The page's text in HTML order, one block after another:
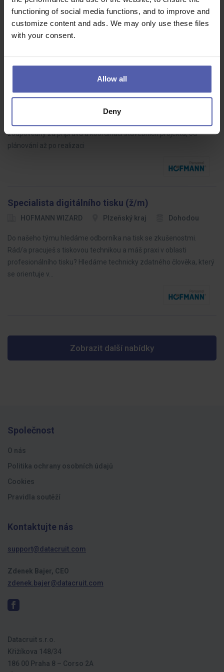
functioning of social media functions, and to improve and
customize content and ads. We may only use these files
with your consent.
Allow all
Deny
🛠️ Hledáme hlavního stavbyvedoucího, který vezme stavbu pevně
do rukou – technicky, organizačně i lidsky – a povede ji k
zodpovědný za přípravu a koordinaci stavebních projektů, od
plánování až po realizaci
Specialista digitálního tisku (ž/m)
HOFMANN WIZARD Plzeňský kraj Dohodou
Do našeho týmu hledáme odborníka na tisk se zkušenostmi.
Rád/a pracuješ s tiskovou technikou a máš praxi v oblasti
profesionálního tisku? Hledáme technicky zdatného člověka, který
se orientuje v…
Zobrazit další nabídky
Společnost
O nás
Politika ochrany osobních údajů
Cookies
Pravidla soutěží
Kontaktujte nás
support@datacruit.com
Zdenek Bajer, CEO
zdenek.bajer@datacruit.com
Datacruit s.r.o.
Křižíkova 148/34
186 00 Praha 8 – Corso 2A